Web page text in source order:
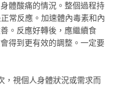
體酸痛的情況。整個過程持
常反應。加速體內毒素和內
。反應好轉後，應繼續食
得到更有效的調整。一定要
，視個人身體狀況或需求而